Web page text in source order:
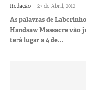
Redação - 27 de Abril, 2012
As palavras de
Handsaw Massacre vão
terá lugar a 4 de...